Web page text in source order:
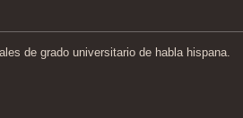
de grado universitario de habla hispana.